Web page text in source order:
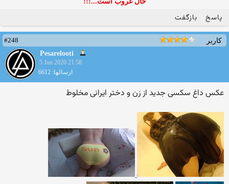
پاسخ بازگفت
کاربر
#248
Pesarelooti
5 Jun 2020 21:58
ارسالها: 6612
عکس داغ سکسی جدید از زن و دختر ایرانی مخلوط